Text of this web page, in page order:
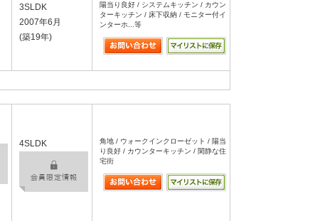
3SLDK
2007年6月
(築19年)
陽当り良好 / システムキッチン / カウン
ターキッチン / 床下収納 / モニター付イ
ンターホ...等
4SLDK
角地 / ウォークインクローゼット / 陽当
り良好 / カウンターキッチン / 閑静な住
宅街